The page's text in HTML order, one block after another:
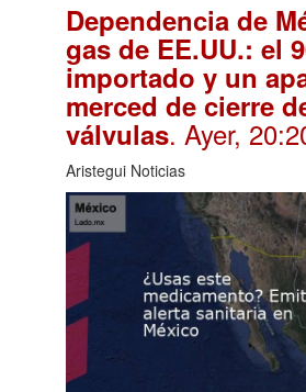
Dependencia de
gas de EE.UU.: el
importado y un
merced de cierre
válvulas. Ayer,
Aristegui Noticias